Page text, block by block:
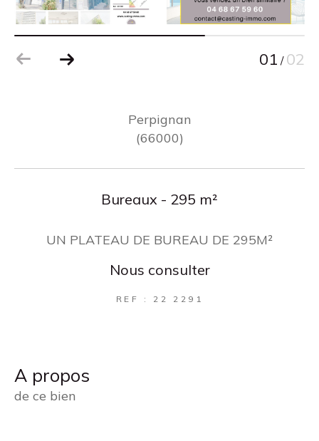
01 / 02
Perpignan
(66000)
Bureaux - 295 m²
UN PLATEAU DE BUREAU DE 295M²
Nous consulter
REF : 22 2291
a propos
de ce bien